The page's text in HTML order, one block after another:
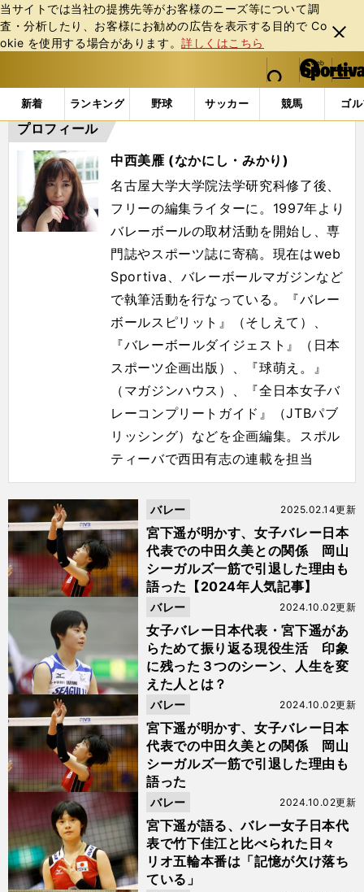
当サイトでは当社の提携先等がお客様のニーズ等について調
査・分析したり、お客様にお勧めの広告を表⽰する⽬的で Co
okie を使⽤する場合があります。詳しくはこちら
閉じ
る
web Sportiva (webスポルティーバ)
検索
マイペ
ー
ジ
メニュ
新着 ランキング 野球 サッカー 競馬 ゴ
b
ス
ポ
ル
ー
バ
「#中西美雁」の最新ニュース・ 情報
プロフィール
中西美雁 (なかにし・みかり)
名古屋大学大学院法学研究科修了後、
フリーの編集ライターに。1997年より
バレーボールの取材活動を開始し、専
門誌やスポーツ誌に寄稿。現在はweb
Sportiva、バレーボールマガジンなど
で執筆活動を行なっている。『バレー
ボールスピリット』（そしえて）、
『バレーボールダイジェスト』（日本
スポーツ企画出版）、『球萌え。』
（マガジンハウス）、『全日本女子バ
レーコンプリートガイド』（JTBパブ
リッシング）などを企画編集。スポル
ティーバで西田有志の連載を担当
宮下遥が明かす、女子バレー日本
代表での中田久美との関係 岡山
シーガルズ一筋で引退した理由も
語った【2024年人気記事】
2025.02.14更新
バレー
女子バレー日本代表・宮下遥があ
らためて振り返る現役生活 印象
に残った３つのシーン、人生を変
えた人とは？
2024.10.02更新
バレー
宮下遥が明かす、女子バレー日本
代表での中田久美との関係 岡山
シーガルズ一筋で引退した理由も
語った
2024.10.02更新
バレー
宮下遥が語る、バレー女子日本代
表で竹下佳江と比べられた日々
リオ五輪本番は「記憶が欠け落ち
ている」
2024.10.02更新
バレー